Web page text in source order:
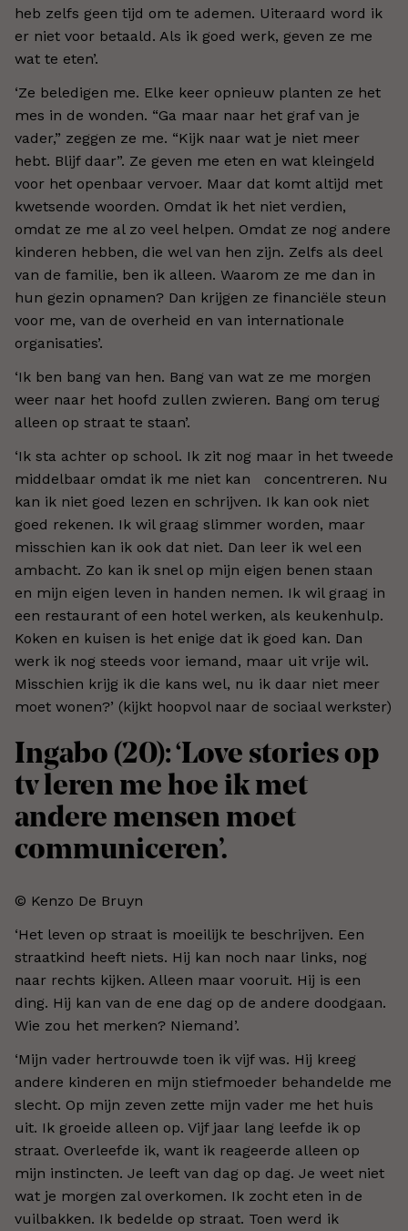
heb zelfs geen tijd om te ademen. Uiteraard word ik
er niet voor betaald. Als ik goed werk, geven ze me
wat te eten’.
‘Ze beledigen me. Elke keer opnieuw planten ze het
mes in de wonden. “Ga maar naar het graf van je
vader,” zeggen ze me. “Kijk naar wat je niet meer
hebt. Blijf daar”. Ze geven me eten en wat kleingeld
voor het openbaar vervoer. Maar dat komt altijd met
kwetsende woorden. Omdat ik het niet verdien,
omdat ze me al zo veel helpen. Omdat ze nog andere
kinderen hebben, die wel van hen zijn. Zelfs als deel
van de familie, ben ik alleen. Waarom ze me dan in
hun gezin opnamen? Dan krijgen ze financiële steun
voor me, van de overheid en van internationale
organisaties’.
‘Ik ben bang van hen. Bang van wat ze me morgen
weer naar het hoofd zullen zwieren. Bang om terug
alleen op straat te staan’.
‘Ik sta achter op school. Ik zit nog maar in het tweede
middelbaar omdat ik me niet kan concentreren. Nu
kan ik niet goed lezen en schrijven. Ik kan ook niet
goed rekenen. Ik wil graag slimmer worden, maar
misschien kan ik ook dat niet. Dan leer ik wel een
ambacht. Zo kan ik snel op mijn eigen benen staan
en mijn eigen leven in handen nemen. Ik wil graag in
een restaurant of een hotel werken, als keukenhulp.
Koken en kuisen is het enige dat ik goed kan. Dan
werk ik nog steeds voor iemand, maar uit vrije wil.
Misschien krijg ik die kans wel, nu ik daar niet meer
moet wonen?’ (kijkt hoopvol naar de sociaal werkster)
Ingabo (20): ‘Love stories op
tv leren me hoe ik met
andere mensen moet
communiceren’.
© Kenzo De Bruyn
‘Het leven op straat is moeilijk te beschrijven. Een
straatkind heeft niets. Hij kan noch naar links, nog
naar rechts kijken. Alleen maar vooruit. Hij is een
ding. Hij kan van de ene dag op de andere doodgaan.
Wie zou het merken? Niemand’.
‘Mijn vader hertrouwde toen ik vijf was. Hij kreeg
andere kinderen en mijn stiefmoeder behandelde me
slecht. Op mijn zeven zette mijn vader me het huis
uit. Ik groeide alleen op. Vijf jaar lang leefde ik op
straat. Overleefde ik, want ik reageerde alleen op
mijn instincten. Je leeft van dag op dag. Je weet niet
wat je morgen zal overkomen. Ik zocht eten in de
vuilbakken. Ik bedelde op straat. Toen werd ik